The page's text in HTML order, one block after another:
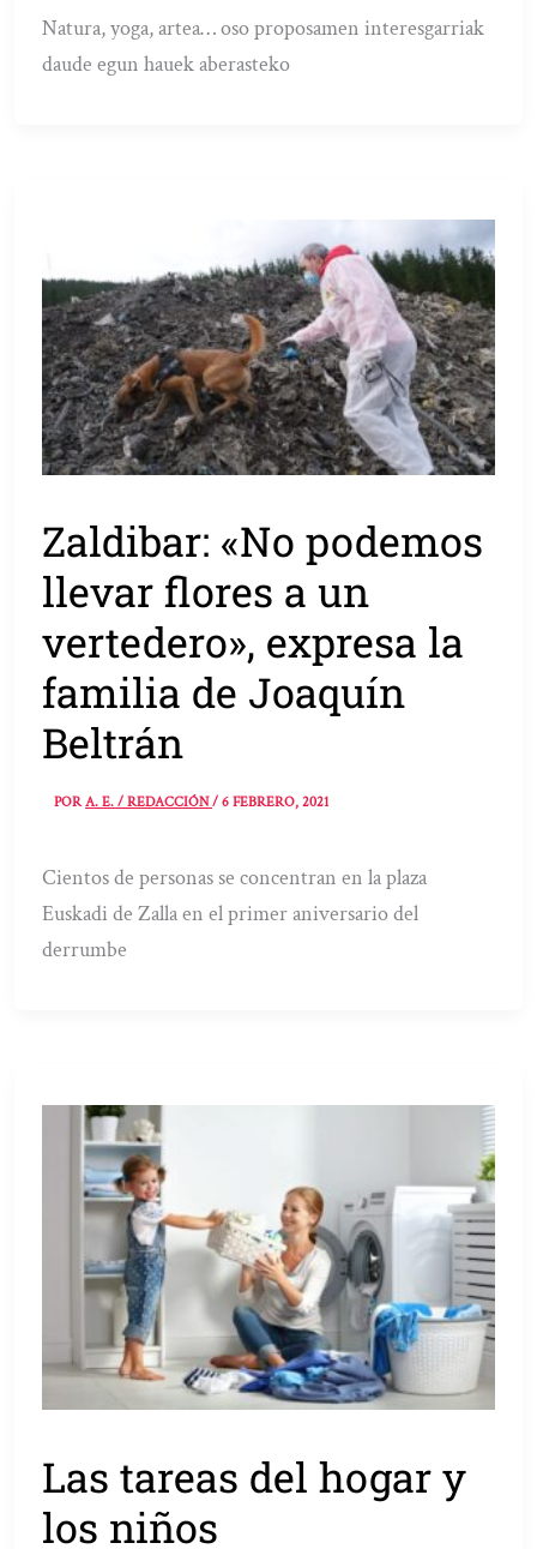
Natura, yoga, artea… oso proposamen interesgarriak
daude egun hauek aberasteko
Zaldibar: «No podemos
llevar flores a un
vertedero», expresa la
familia de Joaquín
Beltrán
PORA. E. / REDACCIÓN/6 FEBRERO, 2021
Cientos de personas se concentran en la plaza
Euskadi de Zalla en el primer aniversario del
derrumbe
Las tareas del hogar y
los niños